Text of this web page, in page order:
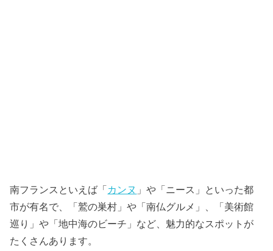
南フランスといえば「カンヌ 」や「ニース」といった都
市が有名で、「鷲の巣村」や「南仏グルメ」、「美術館
巡り」や「地中海のビーチ」など、魅力的なスポットが
たくさんあります。